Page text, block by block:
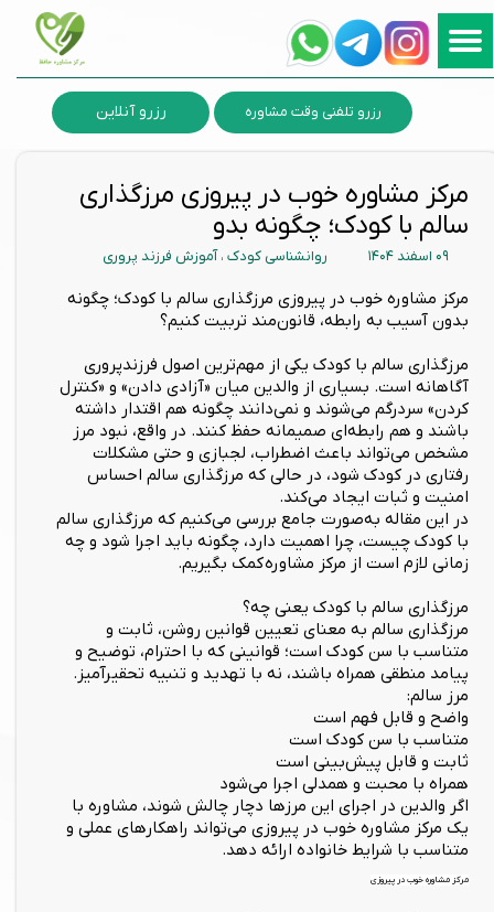
مرکز مشاوره خوب در پیروزی مرزگذاری
سالم با کودک؛ چگونه بدو
۰۹ اسفند ۱۴۰۴ روانشناسی کودک ،آموزش فرزند پروری
مرکز مشاوره خوب در پیروزی مرزگذاری سالم با کودک؛ چگونه
بدون آسیب به رابطه، قانون‌مند تربیت کنیم؟
مرزگذاری سالم با کودک یکی از مهم‌ترین اصول فرزندپروری
آگاهانه است. بسیاری از والدین میان «آزادی دادن» و «کنترل
کردن» سردرگم می‌شوند و نمی‌دانند چگونه هم اقتدار داشته
باشند و هم رابطه‌ای صمیمانه حفظ کنند. در واقع، نبود مرز
مشخص می‌تواند باعث اضطراب، لجبازی و حتی مشکلات
رفتاری در کودک شود، در حالی که مرزگذاری سالم احساس
امنیت و ثبات ایجاد می‌کند.
در این مقاله به‌صورت جامع بررسی می‌کنیم که مرزگذاری سالم
با کودک چیست، چرا اهمیت دارد، چگونه باید اجرا شود و چه
زمانی لازم است از مرکز مشاوره کمک بگیریم.
مرزگذاری سالم با کودک یعنی چه؟
مرزگذاری سالم به معنای تعیین قوانین روشن، ثابت و
متناسب با سن کودک است؛ قوانینی که با احترام، توضیح و
پیامد منطقی همراه باشند، نه با تهدید و تنبیه تحقیرآمیز.
مرز سالم:
واضح و قابل فهم است
متناسب با سن کودک است
ثابت و قابل پیش‌بینی است
همراه با محبت و همدلی اجرا می‌شود
اگر والدین در اجرای این مرزها دچار چالش شوند، مشاوره با
یک مرکز مشاوره خوب در پیروزی می‌تواند راهکارهای عملی و
متناسب با شرایط خانواده ارائه دهد.
مرکز مشاوره خوب در پیروزی
رزرو تلفنی وقت مشاوره رزرو آنلاین